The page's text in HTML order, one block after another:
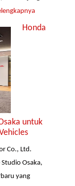
Honda
untuk
Co., Ltd.
Osaka,
yang